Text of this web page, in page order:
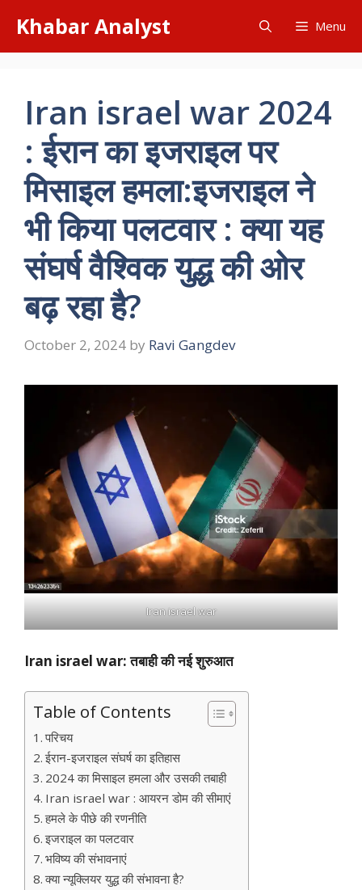
content
Khabar Analyst Menu
Iran israel war 2024
: ईरान का इजराइल पर
मिसाइल हमला:इजराइल ने
भी किया पलटवार : क्या यह
संघर्ष वैश्विक युद्ध की ओर
बढ़ रहा है?
October 2, 2024 by Ravi Gangdev
Iran israel war
Iran israel war: तबाही की नई शुरुआत
Table of Contents
परिचय
ईरान-इजराइल संघर्ष का इतिहास
2024 का मिसाइल हमला और उसकी तबाही
Iran israel war : आयरन डोम की सीमाएं
हमले के पीछे की रणनीति
इजराइल का पलटवार
भविष्य की संभावनाएं
क्या न्यूक्लियर युद्ध की संभावना है?